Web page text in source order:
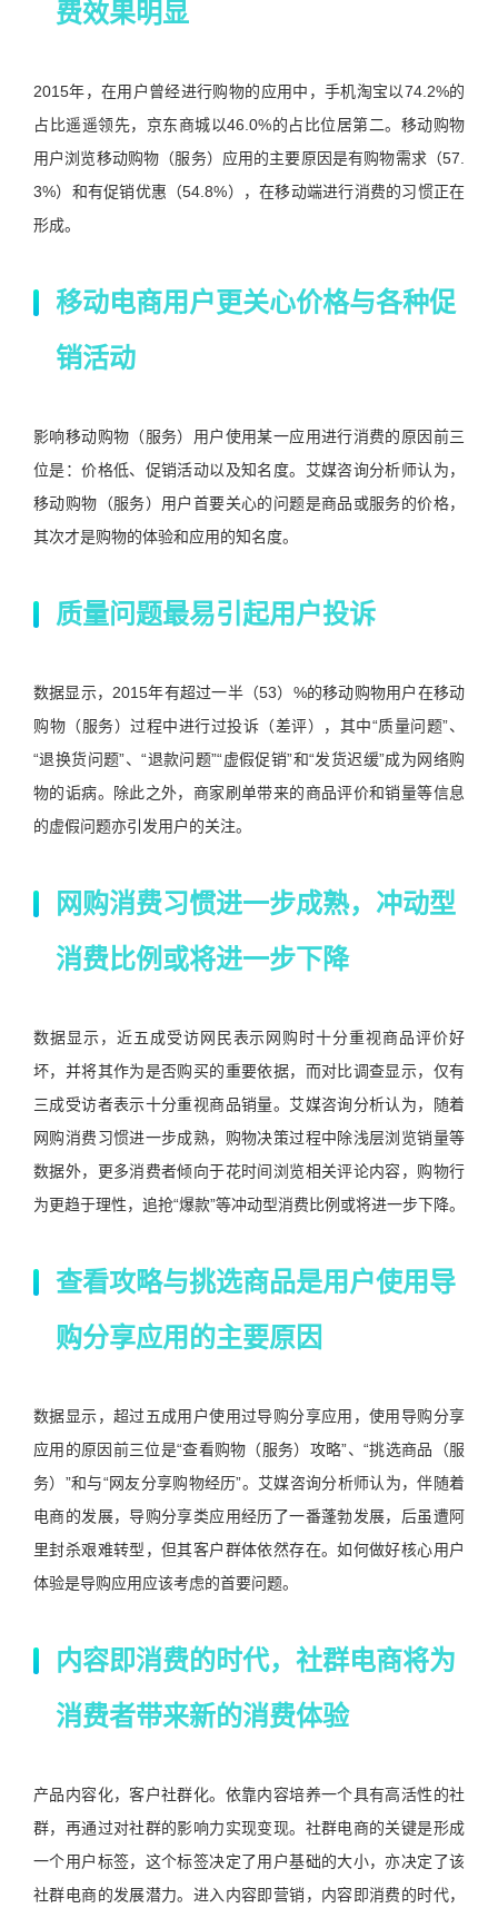
费效果明显
2015年，在用户曾经进行购物的应用中，手机淘宝以74.2%的
占比遥遥领先，京东商城以46.0%的占比位居第二。移动购物
用户浏览移动购物（服务）应用的主要原因是有购物需求（57.
3%）和有促销优惠（54.8%），在移动端进行消费的习惯正在
形成。
移动电商用户更关心价格与各种促
销活动
影响移动购物（服务）用户使用某一应用进行消费的原因前三
位是：价格低、促销活动以及知名度。艾媒咨询分析师认为，
移动购物（服务）用户首要关心的问题是商品或服务的价格，
其次才是购物的体验和应用的知名度。
质量问题最易引起用户投诉
数据显示，2015年有超过一半（53）%的移动购物用户在移动
购物（服务）过程中进行过投诉（差评），其中“质量问题”、
“退换货问题”、“退款问题”“虚假促销”和“发货迟缓”成为网络购
物的诟病。除此之外，商家刷单带来的商品评价和销量等信息
的虚假问题亦引发用户的关注。
网购消费习惯进一步成熟，冲动型
消费比例或将进一步下降
数据显示，近五成受访网民表示网购时十分重视商品评价好
坏，并将其作为是否购买的重要依据，而对比调查显示，仅有
三成受访者表示十分重视商品销量。艾媒咨询分析认为，随着
网购消费习惯进一步成熟，购物决策过程中除浅层浏览销量等
数据外，更多消费者倾向于花时间浏览相关评论内容，购物行
为更趋于理性，追抢“爆款”等冲动型消费比例或将进一步下降。
查看攻略与挑选商品是用户使用导
购分享应用的主要原因
数据显示，超过五成用户使用过导购分享应用，使用导购分享
应用的原因前三位是“查看购物（服务）攻略”、“挑选商品（服
务）”和与“网友分享购物经历”。艾媒咨询分析师认为，伴随着
电商的发展，导购分享类应用经历了一番蓬勃发展，后虽遭阿
里封杀艰难转型，但其客户群体依然存在。如何做好核心用户
体验是导购应用应该考虑的首要问题。
内容即消费的时代，社群电商将为
消费者带来新的消费体验
产品内容化，客户社群化。依靠内容培养一个具有高活性的社
群，再通过对社群的影响力实现变现。社群电商的关键是形成
一个用户标签，这个标签决定了用户基础的大小，亦决定了该
社群电商的发展潜力。进入内容即营销，内容即消费的时代，